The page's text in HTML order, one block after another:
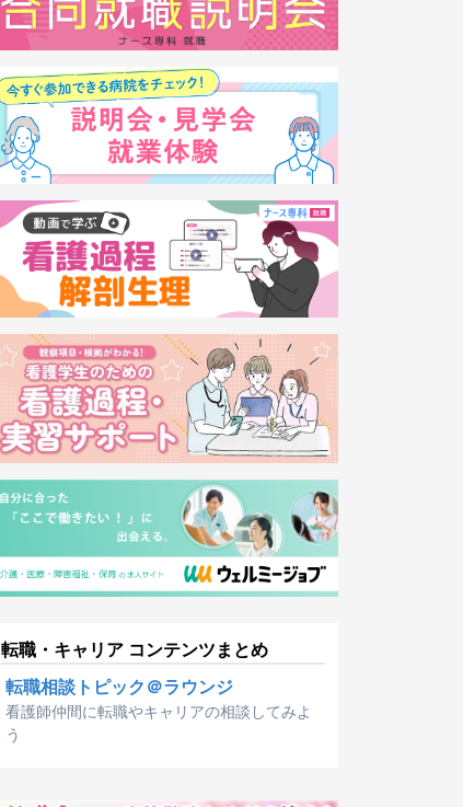
転職・キャリア コンテンツまとめ
転職相談トピック＠ラウンジ
看護師仲間に転職やキャリアの相談してみよ
う